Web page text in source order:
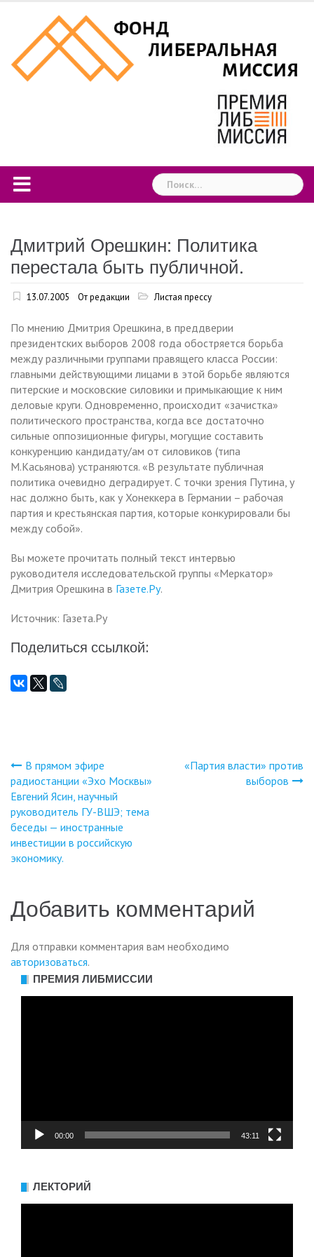
content
Найти:
Дмитрий Орешкин: Политика
перестала быть публичной.
13.07.2005 От редакции Листая прессу
По мнению Дмитрия Орешкина, в преддверии
президентских выборов 2008 года обостряется борьба
между различными группами правящего класса России:
главными действующими лицами в этой борьбе являются
питерские и московские силовики и примыкающие к ним
деловые круги. Одновременно, происходит «зачистка»
политического пространства, когда все достаточно
сильные оппозиционные фигуры, могущие составить
конкуренцию кандидату/ам от силовиков (типа
М.Касьянова) устраняются. «В результате публичная
политика очевидно деградирует. С точки зрения Путина, у
нас должно быть, как у Хонеккера в Германии – рабочая
партия и крестьянская партия, которые конкурировали бы
между собой».
Вы можете прочитать полный текст интервью
руководителя исследовательской группы «Меркатор»
Дмитрия Орешкина в Газете.Ру.
Источник: Газета.Ру
Поделиться ссылкой:
Навигация
по
записям
В прямом эфире
радиостанции «Эхо Москвы»
Евгений Ясин, научный
руководитель ГУ-ВШЭ; тема
беседы — иностранные
инвестиции в российскую
экономику.
«Партия власти» против
выборов
Добавить комментарий
Для отправки комментария вам необходимо
авторизоваться.
ПРЕМИЯ ЛИБМИССИИ
00:00 43:11
ЛЕКТОРИЙ